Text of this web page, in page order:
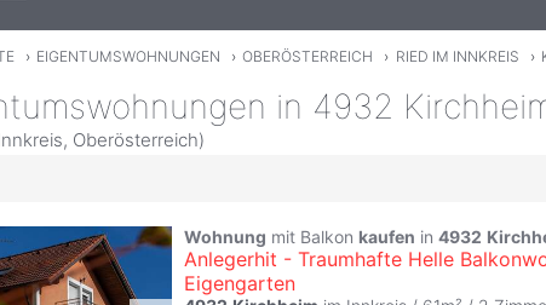
› EIGENTUMSWOHNUNGEN › OBERÖSTERREICH › RIED IM INNKREIS ›
in 4932
Oberösterreich)
Wohnung mit Balkon kaufen in 4932
Anlegerhit - Traumhafte Helle
Eigengarten